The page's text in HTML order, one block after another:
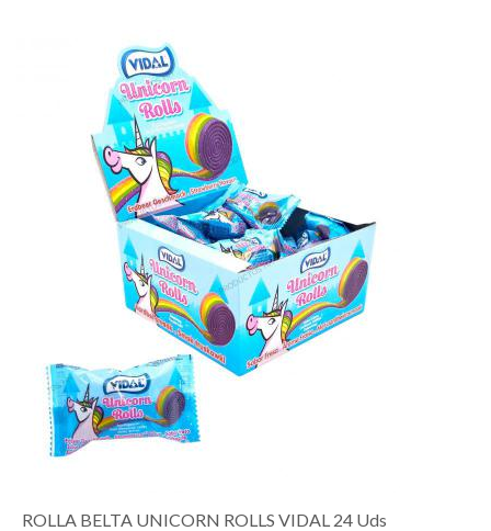
ROLLA BELTA UNICORN ROLLS VIDAL 24 Uds